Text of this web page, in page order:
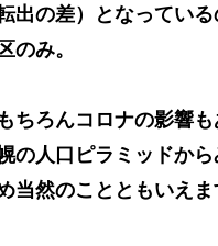
出の差）となってい
のみ。
ちろんコロナの影響も
の人口ピラミッドか
当然のことともいえま